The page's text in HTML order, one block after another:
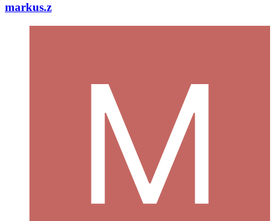
markus.z